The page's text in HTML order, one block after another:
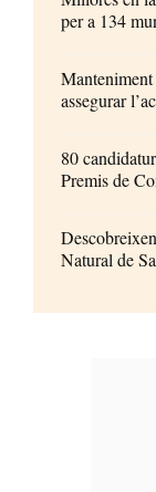
per a 134
assegurar
80
Premis de
Natural de